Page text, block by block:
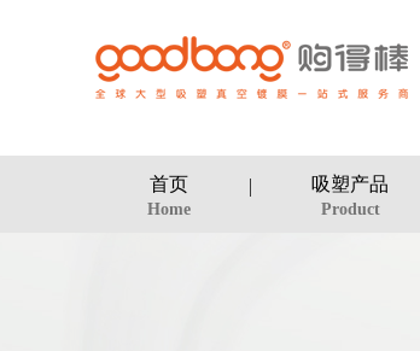
首页
Home
吸塑产品
Product